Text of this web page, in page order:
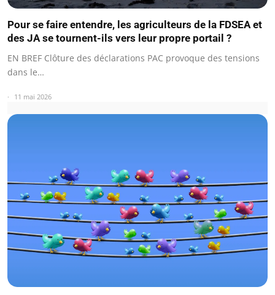
Pour se faire entendre, les agriculteurs de la FDSEA et
des JA se tournent-ils vers leur propre portail ?
EN BREF Clôture des déclarations PAC provoque des tensions
dans le…
11 mai 2026